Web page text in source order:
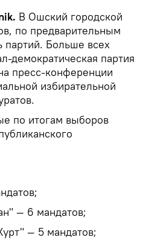
В Ошский городской
по предварительным
Больше всех
демократическая партия
пресс-конференции
избирательной
по итогам выборов
— 6 мандатов;
— 5 мандатов;